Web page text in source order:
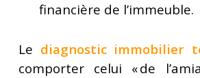
financière de l’immeuble.
Le diagnostic immobilier
comporter celui « de